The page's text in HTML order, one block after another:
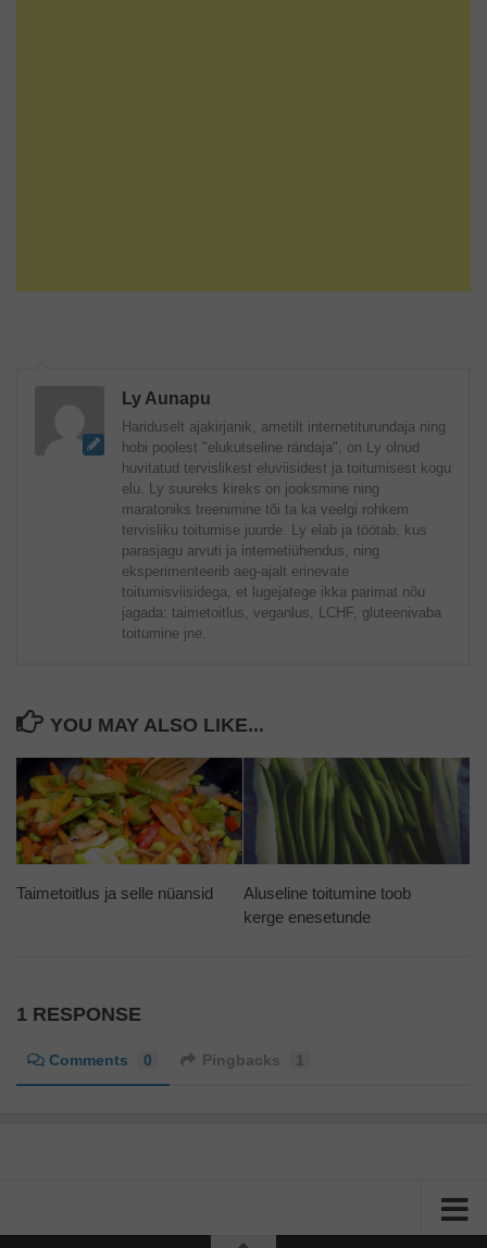
Ly Aunapu
Hariduselt ajakirjanik, ametilt internetiturundaja ning
hobi poolest "elukutseline rändaja", on Ly olnud
huvitatud tervislikest eluviisidest ja toitumisest kogu
elu. Ly suureks kireks on jooksmine ning
maratoniks treenimine tõi ta ka veelgi rohkem
tervisliku toitumise juurde. Ly elab ja töötab, kus
parasjagu arvuti ja internetiühendus, ning
eksperimenteerib aeg-ajalt erinevate
toitumisviisidega, et lugejatege ikka parimat nõu
jagada: taimetoitlus, veganlus, LCHF, gluteenivaba
toitumine jne.
YOU MAY ALSO LIKE...
Taimetoitlus ja selle nüansid
Aluseline toitumine toob
kerge enesetunde
1 RESPONSE
Comments 0 Pingbacks 1